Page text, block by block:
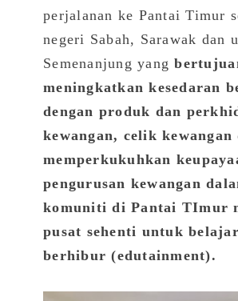
perjalanan ke Pantai Timur
negeri Sabah, Sarawak dan
Semenanjung yang
meningkatkan kesedaran
dengan produk dan
kewangan, celik kewangan
memperkukuhkan
pengurusan kewangan
komuniti di Pantai TImur
pusat sehenti untuk
berhibur (edutainment).